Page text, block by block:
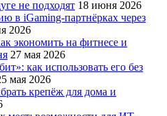
не подходят 18 июня 2026
в iGaming-партнёрках через
2026
экономить на фитнесе и
27 мая 2026
как использовать его без
мая 2026
крепёж для дома и